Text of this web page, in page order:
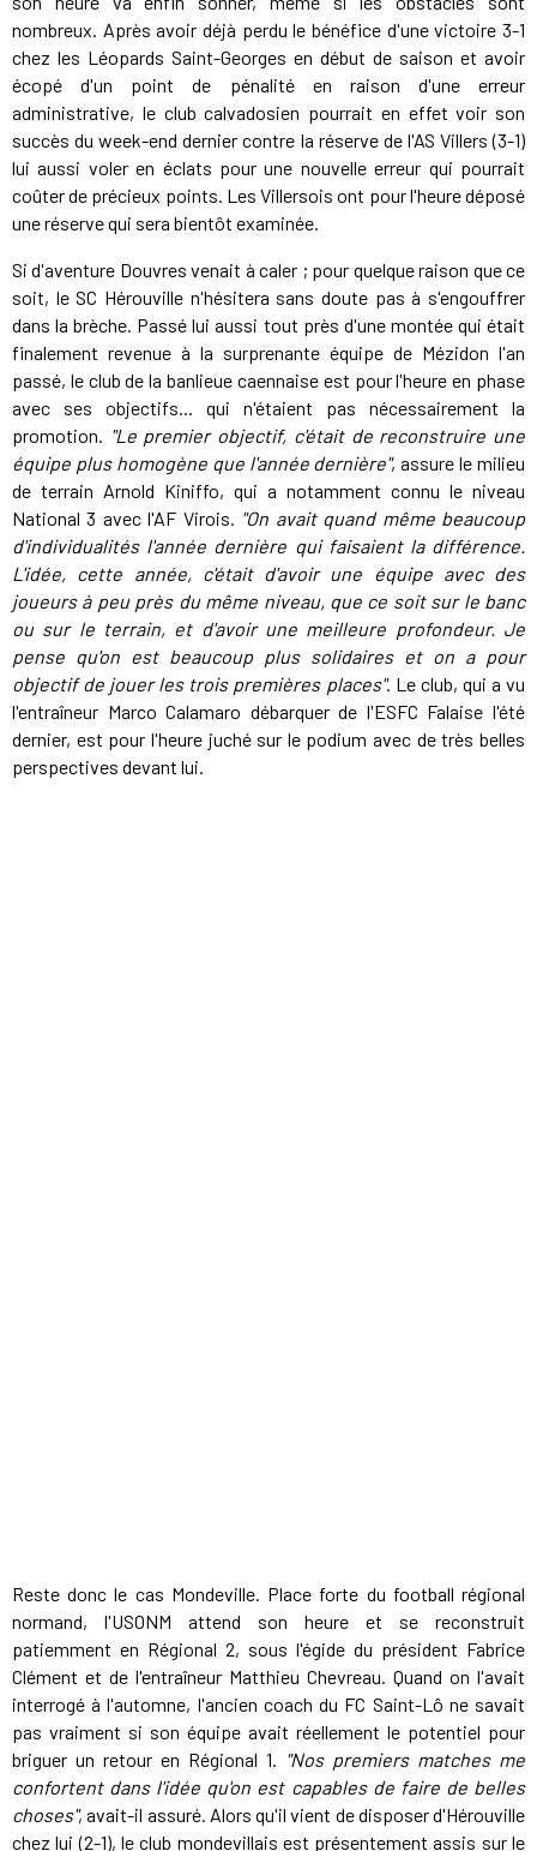
nombreux. Après avoir déjà perdu le bénéfice d'une victoire 3-1
chez les Léopards Saint-Georges en début de saison et avoir
écopé d'un point de pénalité en raison d'une erreur
administrative, le club calvadosien pourrait en effet voir son
succès du week-end dernier contre la réserve de l'AS Villers (3-1)
lui aussi voler en éclats pour une nouvelle erreur qui pourrait
coûter de précieux points. Les Villersois ont pour l'heure déposé
une réserve qui sera bientôt examinée.
Si d'aventure Douvres venait à caler ; pour quelque raison que ce
soit, le SC Hérouville n'hésitera sans doute pas à s'engouffrer
dans la brèche. Passé lui aussi tout près d'une montée qui était
finalement revenue à la surprenante équipe de Mézidon l'an
passé, le club de la banlieue caennaise est pour l'heure en phase
avec ses objectifs... qui n'étaient pas nécessairement la
promotion. "Le premier objectif, c'était de reconstruire une
équipe plus homogène que l'année dernière", assure le milieu
de terrain Arnold Kiniffo, qui a notamment connu le niveau
National 3 avec l'AF Virois. "On avait quand même beaucoup
d'individualités l'année dernière qui faisaient la différence.
L'idée, cette année, c'était d'avoir une équipe avec des
joueurs à peu près du même niveau, que ce soit sur le banc
ou sur le terrain, et d'avoir une meilleure profondeur. Je
pense qu'on est beaucoup plus solidaires et on a pour
objectif de jouer les trois premières places". Le club, qui a vu
l'entraîneur Marco Calamaro débarquer de l'ESFC Falaise l'été
dernier, est pour l'heure juché sur le podium avec de très belles
perspectives devant lui.
Reste donc le cas Mondeville. Place forte du football régional
normand, l'USONM attend son heure et se reconstruit
patiemment en Régional 2, sous l'égide du président Fabrice
Clément et de l'entraîneur Matthieu Chevreau. Quand on l'avait
interrogé à l'automne, l'ancien coach du FC Saint-Lô ne savait
pas vraiment si son équipe avait réellement le potentiel pour
briguer un retour en Régional 1. "Nos premiers matches me
confortent dans l'idée qu'on est capables de faire de belles
choses", avait-il assuré. Alors qu'il vient de disposer d'Hérouville
chez lui (2-1), le club mondevillais est présentement assis sur le